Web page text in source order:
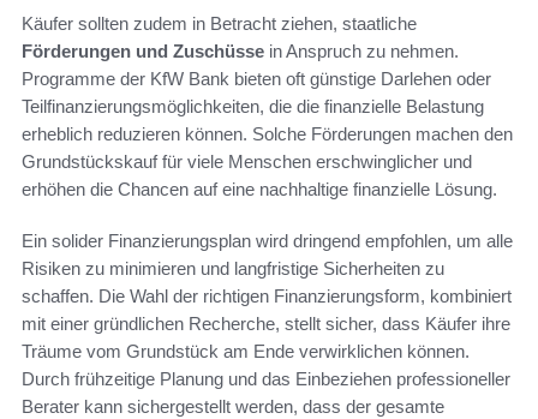
Käufer sollten zudem in Betracht ziehen, staatliche
Förderungen und Zuschüsse in Anspruch zu nehmen.
Programme der KfW Bank bieten oft günstige Darlehen oder
Teilfinanzierungsmöglichkeiten, die die finanzielle Belastung
erheblich reduzieren können. Solche Förderungen machen den
Grundstückskauf für viele Menschen erschwinglicher und
erhöhen die Chancen auf eine nachhaltige finanzielle Lösung.
Ein solider Finanzierungsplan wird dringend empfohlen, um alle
Risiken zu minimieren und langfristige Sicherheiten zu
schaffen. Die Wahl der richtigen Finanzierungsform, kombiniert
mit einer gründlichen Recherche, stellt sicher, dass Käufer ihre
Träume vom Grundstück am Ende verwirklichen können.
Durch frühzeitige Planung und das Einbeziehen professioneller
Berater kann sichergestellt werden, dass der gesamte